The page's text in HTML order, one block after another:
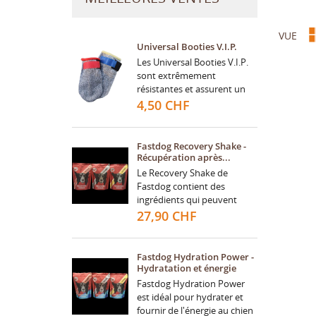
Universal Booties V.I.P.
Les Universal Booties V.I.P.
sont extrêmement
résistantes et assurent un
confort agréable à votre
chien grâce à leur tissu
doux. Conçues sans...
4,50 CHF
Fastdog Recovery Shake -
Récupération après...
Le Recovery Shake de
Fastdog contient des
ingrédients qui peuvent
aider la musculature de
votre chien à récupérer
rapidement et efficacement.
Une...
27,90 CHF
Fastdog Hydration Power -
Hydratation et énergie
Fastdog Hydration Power
est idéal pour hydrater et
fournir de l'énergie au chien
VUE